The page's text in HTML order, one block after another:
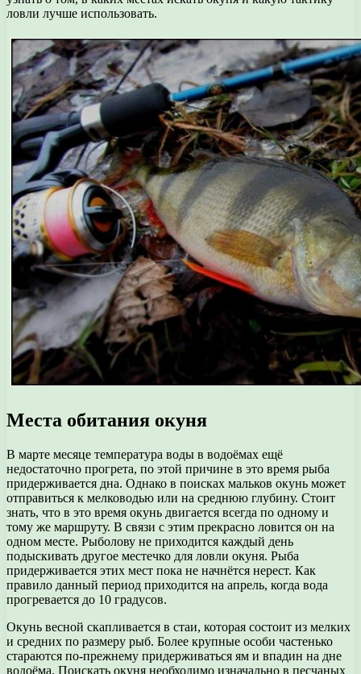
ловли лучше использовать.
Места обитания окуня
В марте месяце температура воды в водоёмах ещё
недостаточно прогрета, по этой причине в это время рыба
придерживается дна. Однако в поисках мальков окунь может
отправиться к мелководью или на среднюю глубину. Стоит
знать, что в это время окунь двигается всегда по одному и
тому же маршруту. В связи с этим прекрасно ловится он на
одном месте. Рыболову не приходится каждый день
подыскивать другое местечко для ловли окуня. Рыба
придерживается этих мест пока не начнётся нерест. Как
правило данный период приходится на апрель, когда вода
прогревается до 10 градусов.
Окунь весной скапливается в стаи, которая состоит из мелких
и средних по размеру рыб. Более крупные особи частенько
стараются по-прежнему придерживаться ям и впадин на дне
водоёма. Поискать окуня необходимо изначально в песчаных